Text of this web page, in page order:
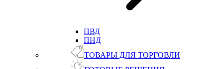
ПВД
ПНД
ТОВАРЫ ДЛЯ ТОРГОВЛИ